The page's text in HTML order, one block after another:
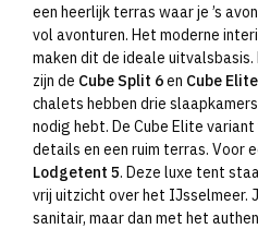
een heerlijk terras waar je ’s
vol avonturen. Het moderne
maken dit de ideale uitvalsbasis.
zijn de Cube Split 6en Cube
chalets hebben drie
nodig hebt. De Cube Elite
details en een ruim terras. Voor
Lodgetent 5. Deze luxe tent
vrij uitzicht over het IJsselmeer.
sanitair, maar dan met het